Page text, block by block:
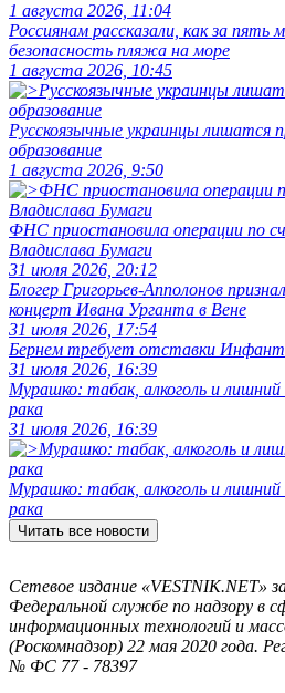
1 августа 2026, 11:04
Россиянам рассказали, как за пять
безопасность пляжа на море
1 августа 2026, 10:45
Русскоязычные украинцы лишатся
образование
1 августа 2026, 9:50
ФНС приостановила операции по
Владислава Бумаги
31 июля 2026, 20:12
Блогер Григорьев-Апполонов
концерт Ивана Урганта в Вене
31 июля 2026, 17:54
Бернем требует отставки
31 июля 2026, 16:39
Мурашко: табак, алкоголь и
рака
31 июля 2026, 16:39
Мурашко: табак, алкоголь и
рака
Читать все новости
Сетевое издание «VESTNIK.NET»
Федеральной службе по надзору в
информационных технологий и
(Роскомнадзор) 22 мая 2020 года.
№ ФС 77 - 78397